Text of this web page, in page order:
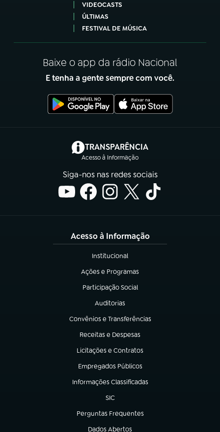
VIDEOCASTS
ÚLTIMAS
FESTIVAL DE MÚSICA
Baixe o app da rádio Nacional
E tenha a gente sempre com você.
TRANSPARÊNCIA
Acesso à Informação
(abre em nova aba)
Siga-nos nas redes sociais
Acesso à Informação
Institucional
(abre em nova aba)
Ações e Programas
(abre em nova aba)
Participação Social
(abre em nova aba)
Auditorias
(abre em nova aba)
Convênios e Transferências
(abre em nova aba)
Receitas e Despesas
(abre em nova aba)
Licitações e Contratos
(abre em nova aba)
Empregados Públicos
(abre em nova aba)
Informações Classificadas
(abre em nova aba)
SIC
(abre em nova aba)
Perguntas Frequentes
(abre em nova aba)
Dados Abertos